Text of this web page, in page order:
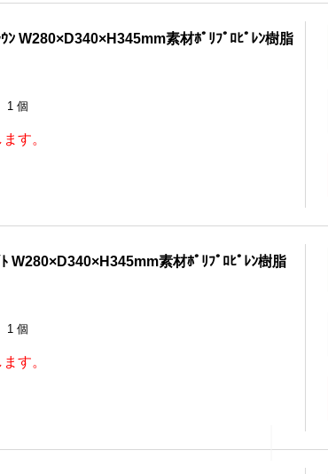
ﾝ W280×D340×H345mm素材ﾎﾟﾘﾌﾟﾛﾋﾟﾚﾝ樹脂
1 個
す。
W280×D340×H345mm素材ﾎﾟﾘﾌﾟﾛﾋﾟﾚﾝ樹脂
1 個
す。